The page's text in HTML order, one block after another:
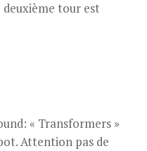
tour est
« Transformers »
Attention pas de